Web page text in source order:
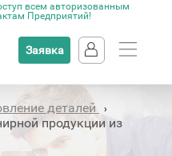
всем авторизованным
Предприятий!
Заявка
деталей ›
продукции из